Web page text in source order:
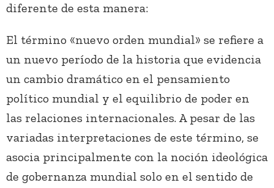
diferente de esta manera:
El término «nuevo orden mundial» se refiere a
un nuevo período de la historia que evidencia
un cambio dramático en el pensamiento
político mundial y el equilibrio de poder en
las relaciones internacionales. A pesar de las
variadas interpretaciones de este término, se
asocia principalmente con la noción ideológica
de gobernanza mundial solo en el sentido de